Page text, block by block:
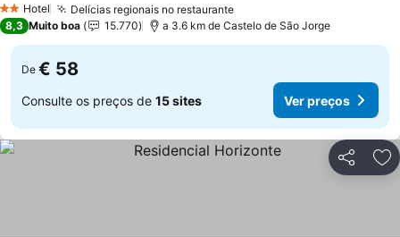
2 Estrelas
Hotel Delícias regionais no restauranteVer preços
8,3 Muito boa 15.770 a 3.6 km de Castelo de São Jorge
De € 58
Consulte os preços de 15 sites Ver preços
Partilhar